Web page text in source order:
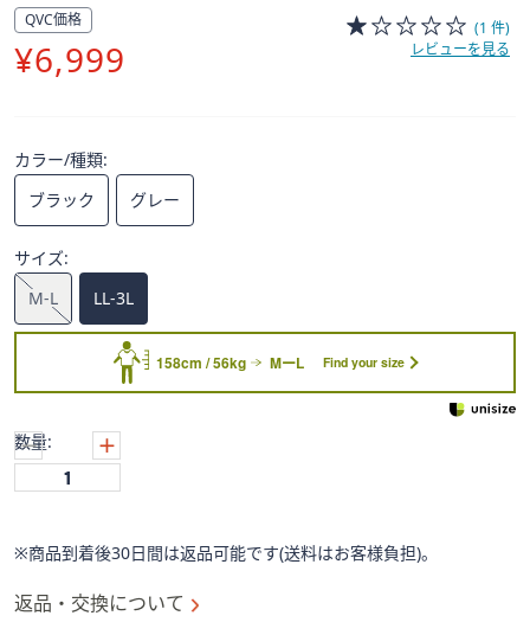
右
に
ス
プ
し
て
覧
で
き
QVC価格
削
¥6,999
(1 件)
レビューを見る
カラー/種類:
ブラック
グレー
サイズ:
M-L
LL-3L
158cm / 56kg MーL Find your size
数量:
※商品到着後30日間は返品可能です(送料はお客様負担)。
返品・交換について